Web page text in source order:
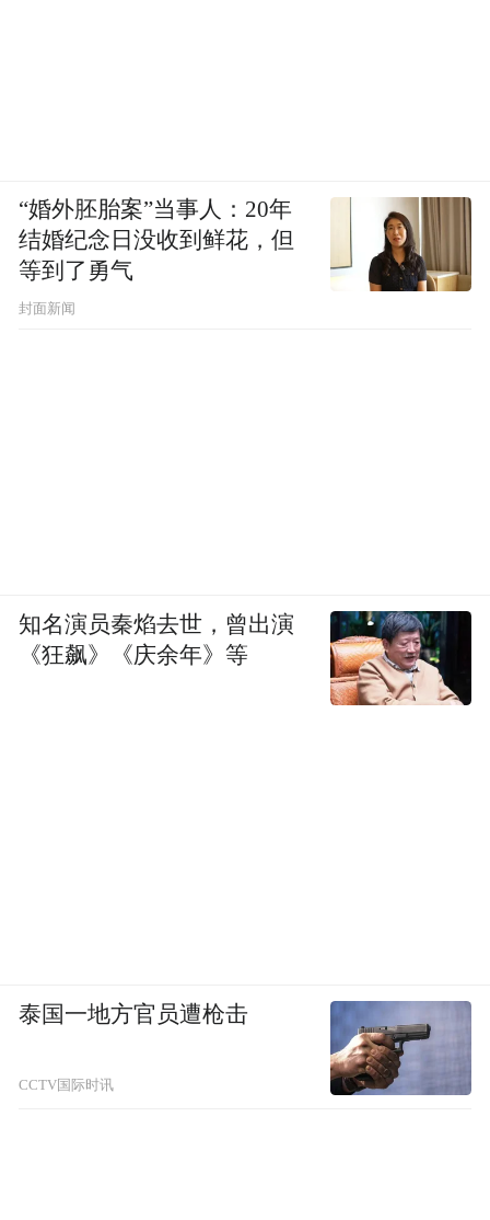
“婚外胚胎案”当事人：20年
结婚纪念日没收到鲜花，但
等到了勇气
封面新闻
知名演员秦焰去世，曾出演
《狂飙》《庆余年》等
泰国一地方官员遭枪击
CCTV国际时讯